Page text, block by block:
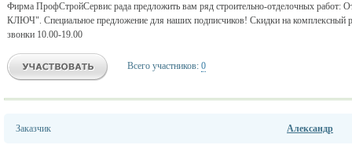
Фирма ПрофСтройСервис рада предложить вам ряд строительно-отделочных работ:
КЛЮЧ". Специальное предложение для наших подписчиков! Скидки на комплексный
звонки 10.00-19.00
Всего участников: 0
Заказчик Александр